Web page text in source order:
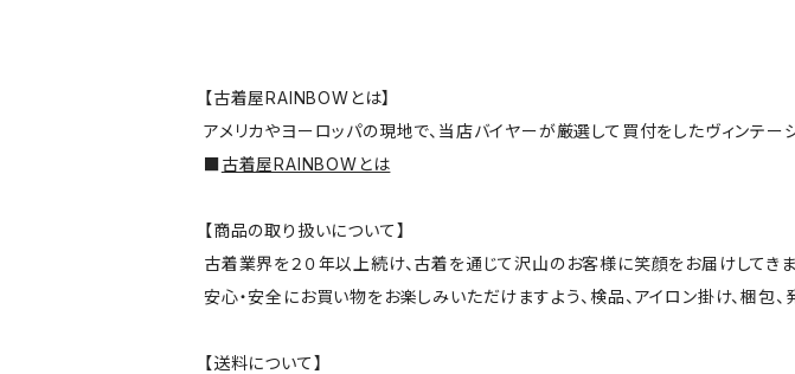
【古着屋RAINBOWとは】
アメリカやヨーロッパの現地で、当店バイヤーが厳選して買付をしたヴィンテ
■古着屋RAINBOWとは
【商品の取り扱いについて】
古着業界を２０年以上続け、古着を通じて沢山のお客様に笑顔をお届けしてきま
安心・安全にお買い物をお楽しみいただけますよう、検品、アイロン掛け、梱包
【送料について】